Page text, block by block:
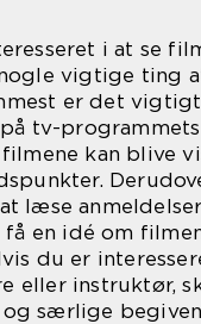
i at se
vigtige ting
er det
tv-
kan blive
læse
en idé om
du er
eller instruktør,
særlige